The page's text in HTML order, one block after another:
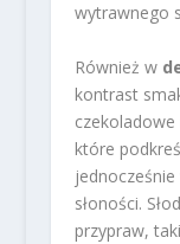
wytrawnego
Również w
kontrast
które
słoności.
przypraw,